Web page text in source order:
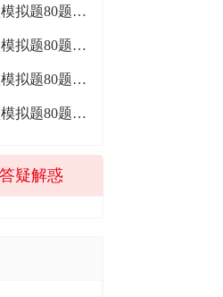
社区工作者基层治理专项模拟题80题（32）
社区工作者基层治理专项模拟题80题（31）
社区工作者基层治理专项模拟题80题（30）
社区工作者基层治理专项模拟题80题（29）
答疑解惑